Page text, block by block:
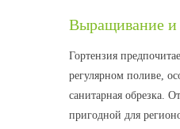
Выращивание и
Гортензия
регулярном поливе,
санитарная обрезка.
пригодной для